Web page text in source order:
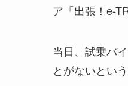
ア「出張！e-
当日、試乗バ
とがないとい